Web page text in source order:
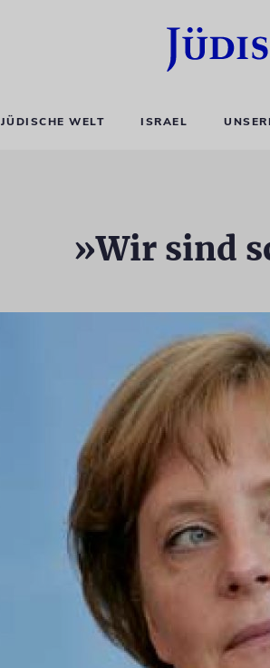
JÜDISCHE WELT ISRAEL
»Wir sind